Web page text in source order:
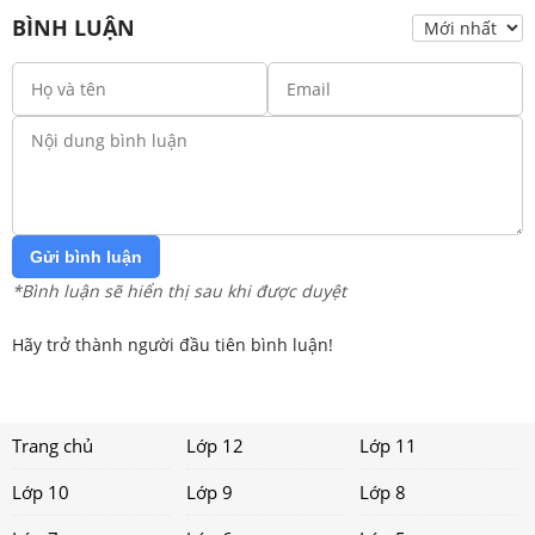
BÌNH LUẬN
Gửi bình luận
*Bình luận sẽ hiển thị sau khi được duyệt
Hãy trở thành người đầu tiên bình luận!
Trang chủ Lớp 12
Lớp 11
Lớp 10
Lớp 9
Lớp 8